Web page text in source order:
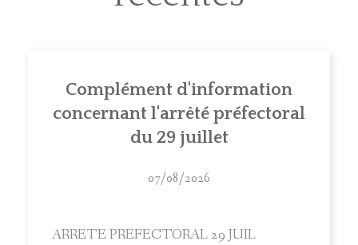
Complément d'information
concernant l'arrêté préfectoral
du 29 juillet
07/08/2026
ARRETE PREFECTORAL 29 JUIL